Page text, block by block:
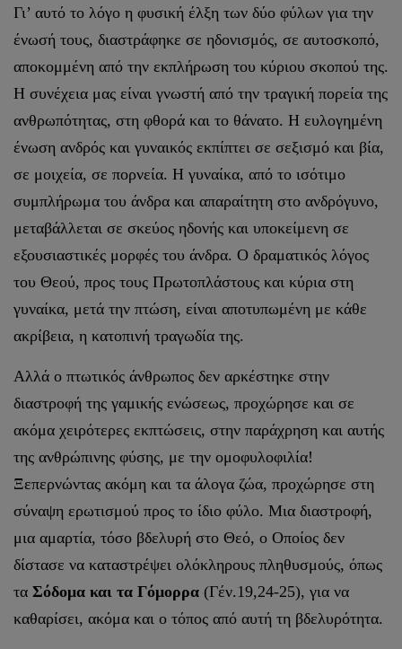
Γι’ αυτό το λόγο η φυσική έλξη των δύο φύλων για την
ένωσή τους, διαστράφηκε σε ηδονισμός, σε αυτοσκοπό,
αποκομμένη από την εκπλήρωση του κύριου σκοπού της.
Η συνέχεια μας είναι γνωστή από την τραγική πορεία της
ανθρωπότητας, στη φθορά και το θάνατο. Η ευλογημένη
ένωση ανδρός και γυναικός εκπίπτει σε σεξισμό και βία,
σε μοιχεία, σε πορνεία. Η γυναίκα, από το ισότιμο
συμπλήρωμα του άνδρα και απαραίτητη στο ανδρόγυνο,
μεταβάλλεται σε σκεύος ηδονής και υποκείμενη σε
εξουσιαστικές μορφές του άνδρα. Ο δραματικός λόγος
του Θεού, προς τους Πρωτοπλάστους και κύρια στη
γυναίκα, μετά την πτώση, είναι αποτυπωμένη με κάθε
ακρίβεια, η κατοπινή τραγωδία της.
Αλλά ο πτωτικός άνθρωπος δεν αρκέστηκε στην
διαστροφή της γαμικής ενώσεως, προχώρησε και σε
ακόμα χειρότερες εκπτώσεις, στην παράχρηση και αυτής
της ανθρώπινης φύσης, με την ομοφυλοφιλία!
Ξεπερνώντας ακόμη και τα άλογα ζώα, προχώρησε στη
σύναψη ερωτισμού προς το ίδιο φύλο. Μια διαστροφή,
μια αμαρτία, τόσο βδελυρή στο Θεό, ο Οποίος δεν
δίστασε να καταστρέψει ολόκληρους πληθυσμούς, όπως
τα Σόδομα και τα Γόμορρα (Γέν.19,24-25), για να
καθαρίσει, ακόμα και ο τόπος από αυτή τη βδελυρότητα.